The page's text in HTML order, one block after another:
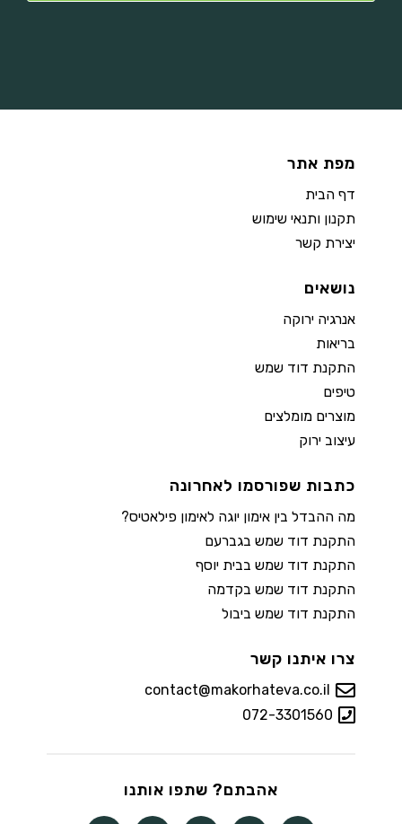
מפת אתר
דף הבית
תקנון ותנאי שימוש
יצירת קשר
נושאים
אנרגיה ירוקה
בריאות
התקנת דוד שמש
טיפים
מוצרים מומלצים
עיצוב ירוק
כתבות שפורסמו לאחרונה
מה ההבדל בין אימון יוגה לאימון פילאטיס?
התקנת דוד שמש בגברעם
התקנת דוד שמש בבית יוסף
התקנת דוד שמש בקדמה
התקנת דוד שמש ביבול
צרו איתנו קשר
contact@makorhateva.co.il
072-3301560
אהבתם? שתפו אותנו